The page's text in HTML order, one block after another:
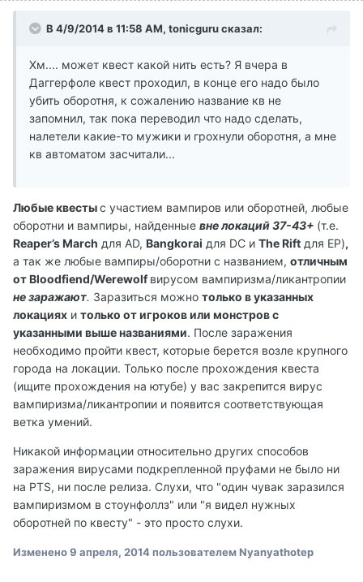
В 4/9/2014 в 11:58 AM, tonicguru сказал:
Хм.... может квест какой нить есть? Я вчера в
Даггерфоле квест проходил, в конце его надо было
убить оборотня, к сожалению название кв не
запомнил, так пока переводил что надо сделать,
налетели какие-то мужики и грохнули оборотня, а мне
кв автоматом засчитали...
Любые квестыс участием вампиров или оборотней, любые
оборотни и вампиры, найденные вне локаций 37-43+ (т.е.
Reaper’s March для AD, Bangkorai для DC и The Rift для EP),
а так же любые вампиры/оборотни с названием, отличным
от Bloodfiend/Werewolfвирусом вампиризма/ликантропии
не заражают. Заразиться можно только в указанных
локациях и только от игроков или монстров с
указанными выше названиями. После заражения
необходимо пройти квест, которые берется возле крупного
города на локации. Только после прохождения квеста
(ищите прохождения на ютубе) у вас закрепится вирус
вампиризма/ликантропии и появится соответствующая
ветка умений.
Никакой информации относительно других способов
заражения вирусами подкрепленной пруфами не было ни
на PTS, ни после релиза. Слухи, что "один чувак заразился
вампиризмом в стоунфоллз" или "я видел нужных
оборотней по квесту" - это просто слухи.
Изменено9 апреля, 2014пользователем Nyanyathotep